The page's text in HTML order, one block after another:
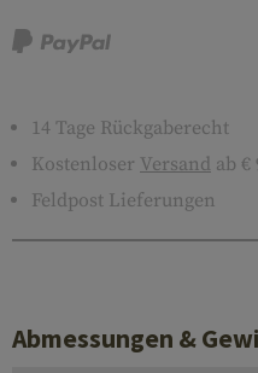
14 Tage Rückgaberecht
Kostenloser Versand ab €
Feldpost Lieferungen
Abmessungen &